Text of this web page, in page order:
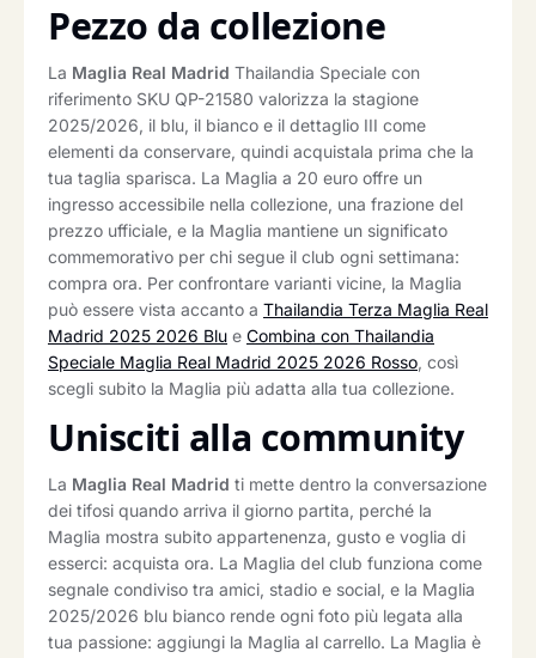
Pezzo da collezione
La Maglia Real Madrid Thailandia Speciale con
riferimento SKU QP-21580 valorizza la stagione
2025/2026, il blu, il bianco e il dettaglio III come
elementi da conservare, quindi acquistala prima che la
tua taglia sparisca. La Maglia a 20 euro offre un
ingresso accessibile nella collezione, una frazione del
prezzo ufficiale, e la Maglia mantiene un significato
commemorativo per chi segue il club ogni settimana:
compra ora. Per confrontare varianti vicine, la Maglia
può essere vista accanto a Thailandia Terza Maglia Real
Madrid 2025 2026 Blu e Combina con Thailandia
Speciale Maglia Real Madrid 2025 2026 Rosso, così
scegli subito la Maglia più adatta alla tua collezione.
Unisciti alla community
La Maglia Real Madrid ti mette dentro la conversazione
dei tifosi quando arriva il giorno partita, perché la
Maglia mostra subito appartenenza, gusto e voglia di
esserci: acquista ora. La Maglia del club funziona come
segnale condiviso tra amici, stadio e social, e la Maglia
2025/2026 blu bianco rende ogni foto più legata alla
tua passione: aggiungi la Maglia al carrello. La Maglia è